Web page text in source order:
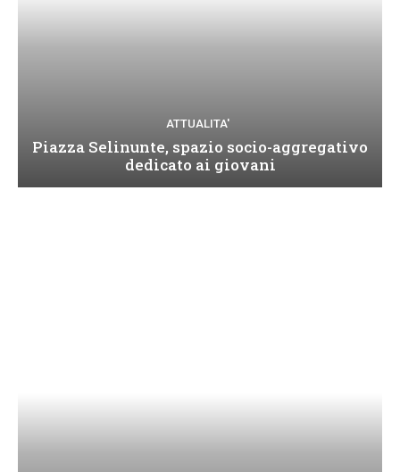
ATTUALITA'
Piazza Selinunte, spazio socio-aggregativo
dedicato ai giovani